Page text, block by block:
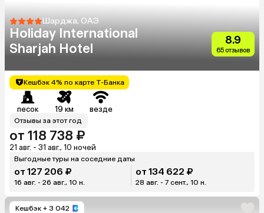
Шарджа, ОАЭ
Holiday International
Sharjah Hotel
8.9
65 отзывов
Кешбэк 4% по карте Т-Банка
песок 19 км везде
Отзывы за этот год
от 118 738 ₽
21 авг. - 31 авг., 10 ночей
Выгодные туры на соседние даты
от 127 206 ₽
16 авг. - 26 авг., 10 н.
от 134 622 ₽
28 авг. - 7 сент., 10 н.
Кешбэк + 3 042